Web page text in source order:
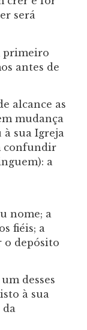
será
primeiro
antes de
alcance as
mudança
à sua Igreja
confundir
a
nome; a
fiéis; a
depósito
desses
à sua
da